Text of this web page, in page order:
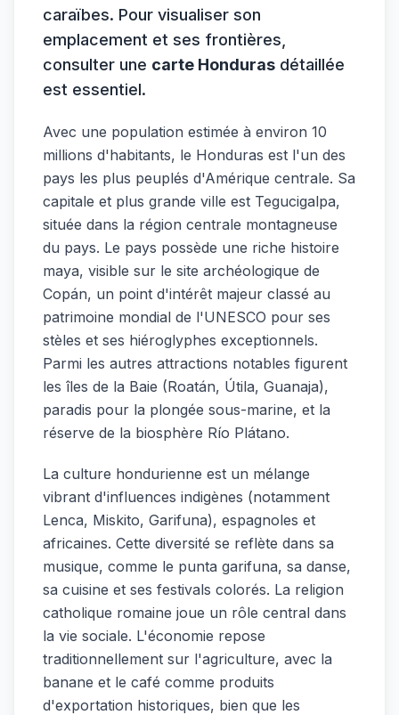
caraïbes. Pour visualiser son
emplacement et ses frontières,
consulter une carte Honduras détaillée
est essentiel.
Avec une population estimée à environ 10
millions d'habitants, le Honduras est l'un des
pays les plus peuplés d'Amérique centrale. Sa
capitale et plus grande ville est Tegucigalpa,
située dans la région centrale montagneuse
du pays. Le pays possède une riche histoire
maya, visible sur le site archéologique de
Copán, un point d'intérêt majeur classé au
patrimoine mondial de l'UNESCO pour ses
stèles et ses hiéroglyphes exceptionnels.
Parmi les autres attractions notables figurent
les îles de la Baie (Roatán, Útila, Guanaja),
paradis pour la plongée sous-marine, et la
réserve de la biosphère Río Plátano.
La culture hondurienne est un mélange
vibrant d'influences indigènes (notamment
Lenca, Miskito, Garifuna), espagnoles et
africaines. Cette diversité se reflète dans sa
musique, comme le punta garifuna, sa danse,
sa cuisine et ses festivals colorés. La religion
catholique romaine joue un rôle central dans
la vie sociale. L'économie repose
traditionnellement sur l'agriculture, avec la
banane et le café comme produits
d'exportation historiques, bien que les